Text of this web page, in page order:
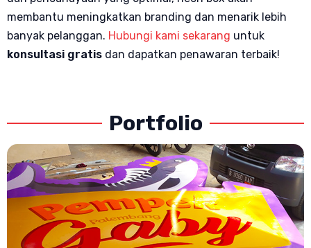
membantu meningkatkan branding dan menarik lebih
banyak pelanggan. Hubungi kami sekarang untuk
konsultasi gratis dan dapatkan penawaran terbaik!
Portfolio